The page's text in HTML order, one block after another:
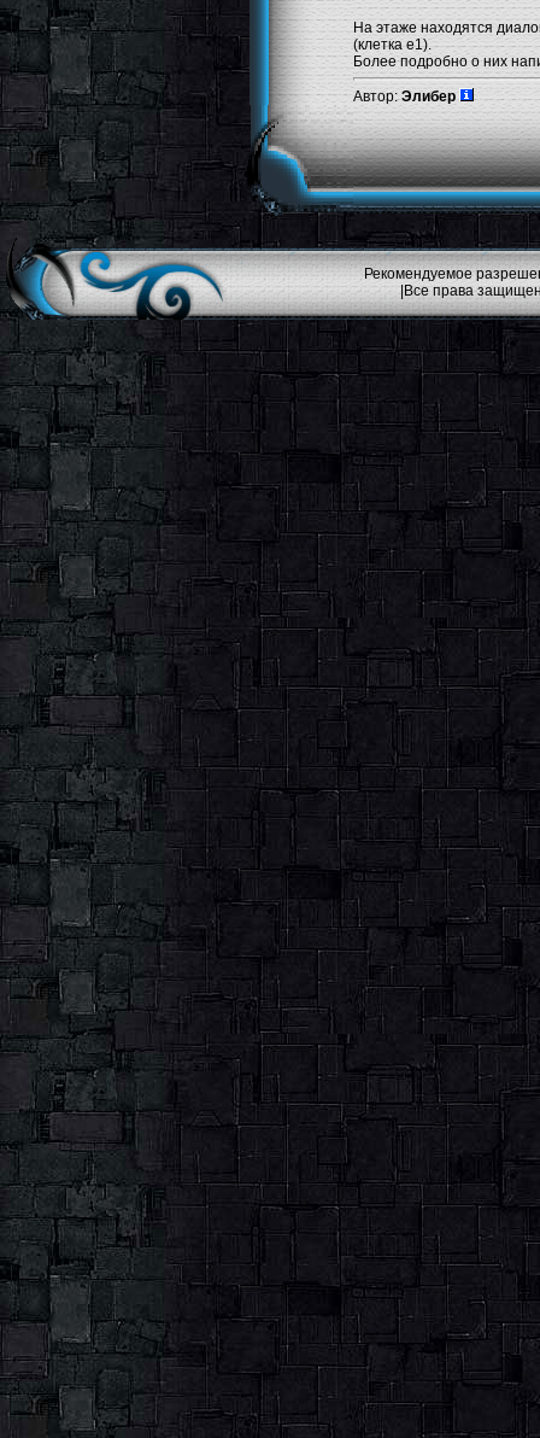
На этаже находятся
(клетка е1).
Более подробно о них
Автор:Элибер
Рекомендуемое
|Все права